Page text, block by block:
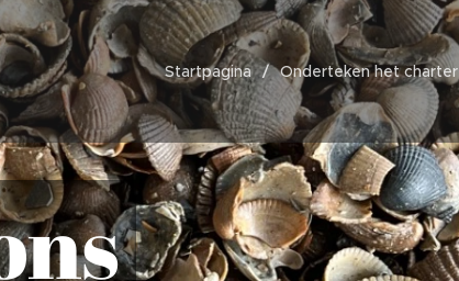
Startpagina Onderteken het charter